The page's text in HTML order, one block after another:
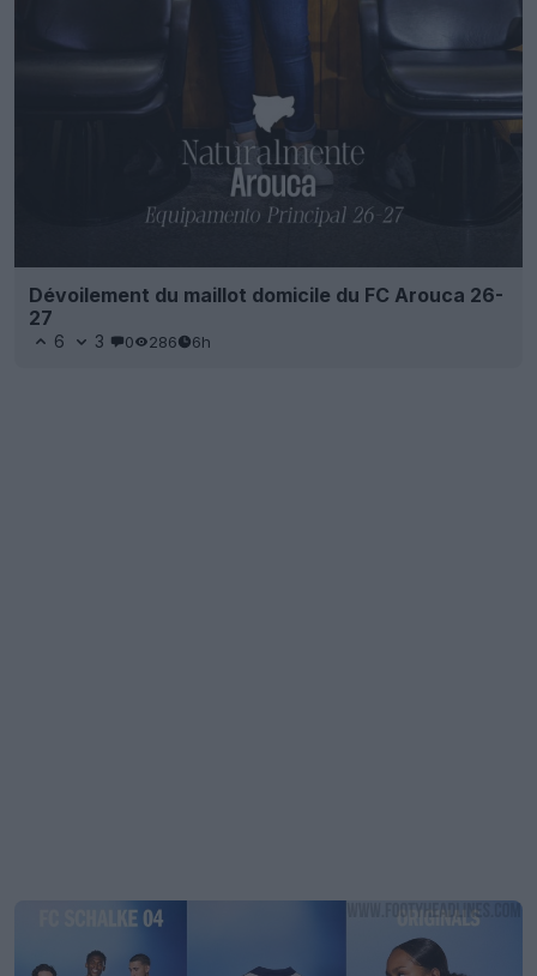
Dévoilement du maillot domicile du FC Arouca 26-
27
6 3 0 286 6h